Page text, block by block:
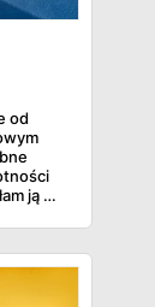
od
ją w
co